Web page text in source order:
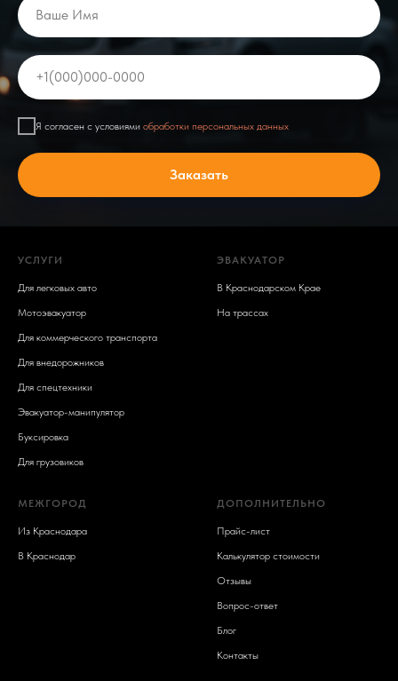
Ваше Имя
+1(000)000-0000
Я согласен с условиями обработки персональных данных
Заказать
УСЛУГИ
Для легковых авто
Мотоэвакуатор
Для коммерческого транспорта
Для внедорожников
Для спецтехники
Эвакуатор-манипулятор
Буксировка
Для грузовиков
ЭВАКУАТОР
В Краснодарском Крае
На трассах
МЕЖГОРОД
Из Краснодара
В Краснодар
ДОПОЛНИТЕЛЬНО
Прайс-лист
Калькулятор стоимости
Отзывы
Вопрос-ответ
Блог
Контакты